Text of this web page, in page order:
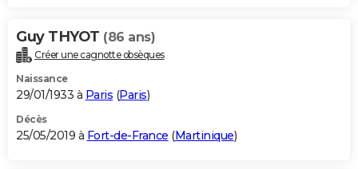
Guy THYOT (86 ans)
Créer une cagnotte obsèques
Naissance
29/01/1933 à Paris (Paris)
Décès
25/05/2019 à Fort-de-France (Martinique)